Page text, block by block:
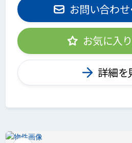
お問い合わせ
お気に入
詳細を